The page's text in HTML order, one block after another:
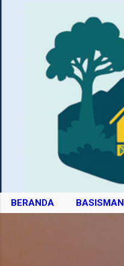
BERANDA BASISMAN